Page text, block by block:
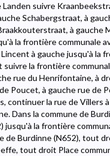
Landen suivre
Schabergstraat, à
à
la frontière communale
à gauche jusqu'à la
suivre la frontière
rue du Henrifontaine, à
Poucet, à gauche rue de
continuer la rue de Villers
Dans la commune de
jusqu'à la frontière
de Burdinne (N652), tout
tout droit Place